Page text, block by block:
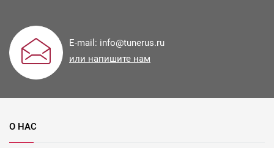
E-mail: info@tunerus.ru
или напишите нам
О НАС